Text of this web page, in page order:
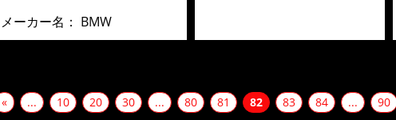
メーカー名： BMW
« ... 10 20 30 ... 80 81 82 83 84 ... 90